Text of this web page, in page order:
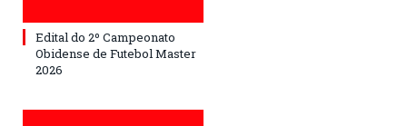
Edital do 2º Campeonato
Obidense de Futebol Master
2026